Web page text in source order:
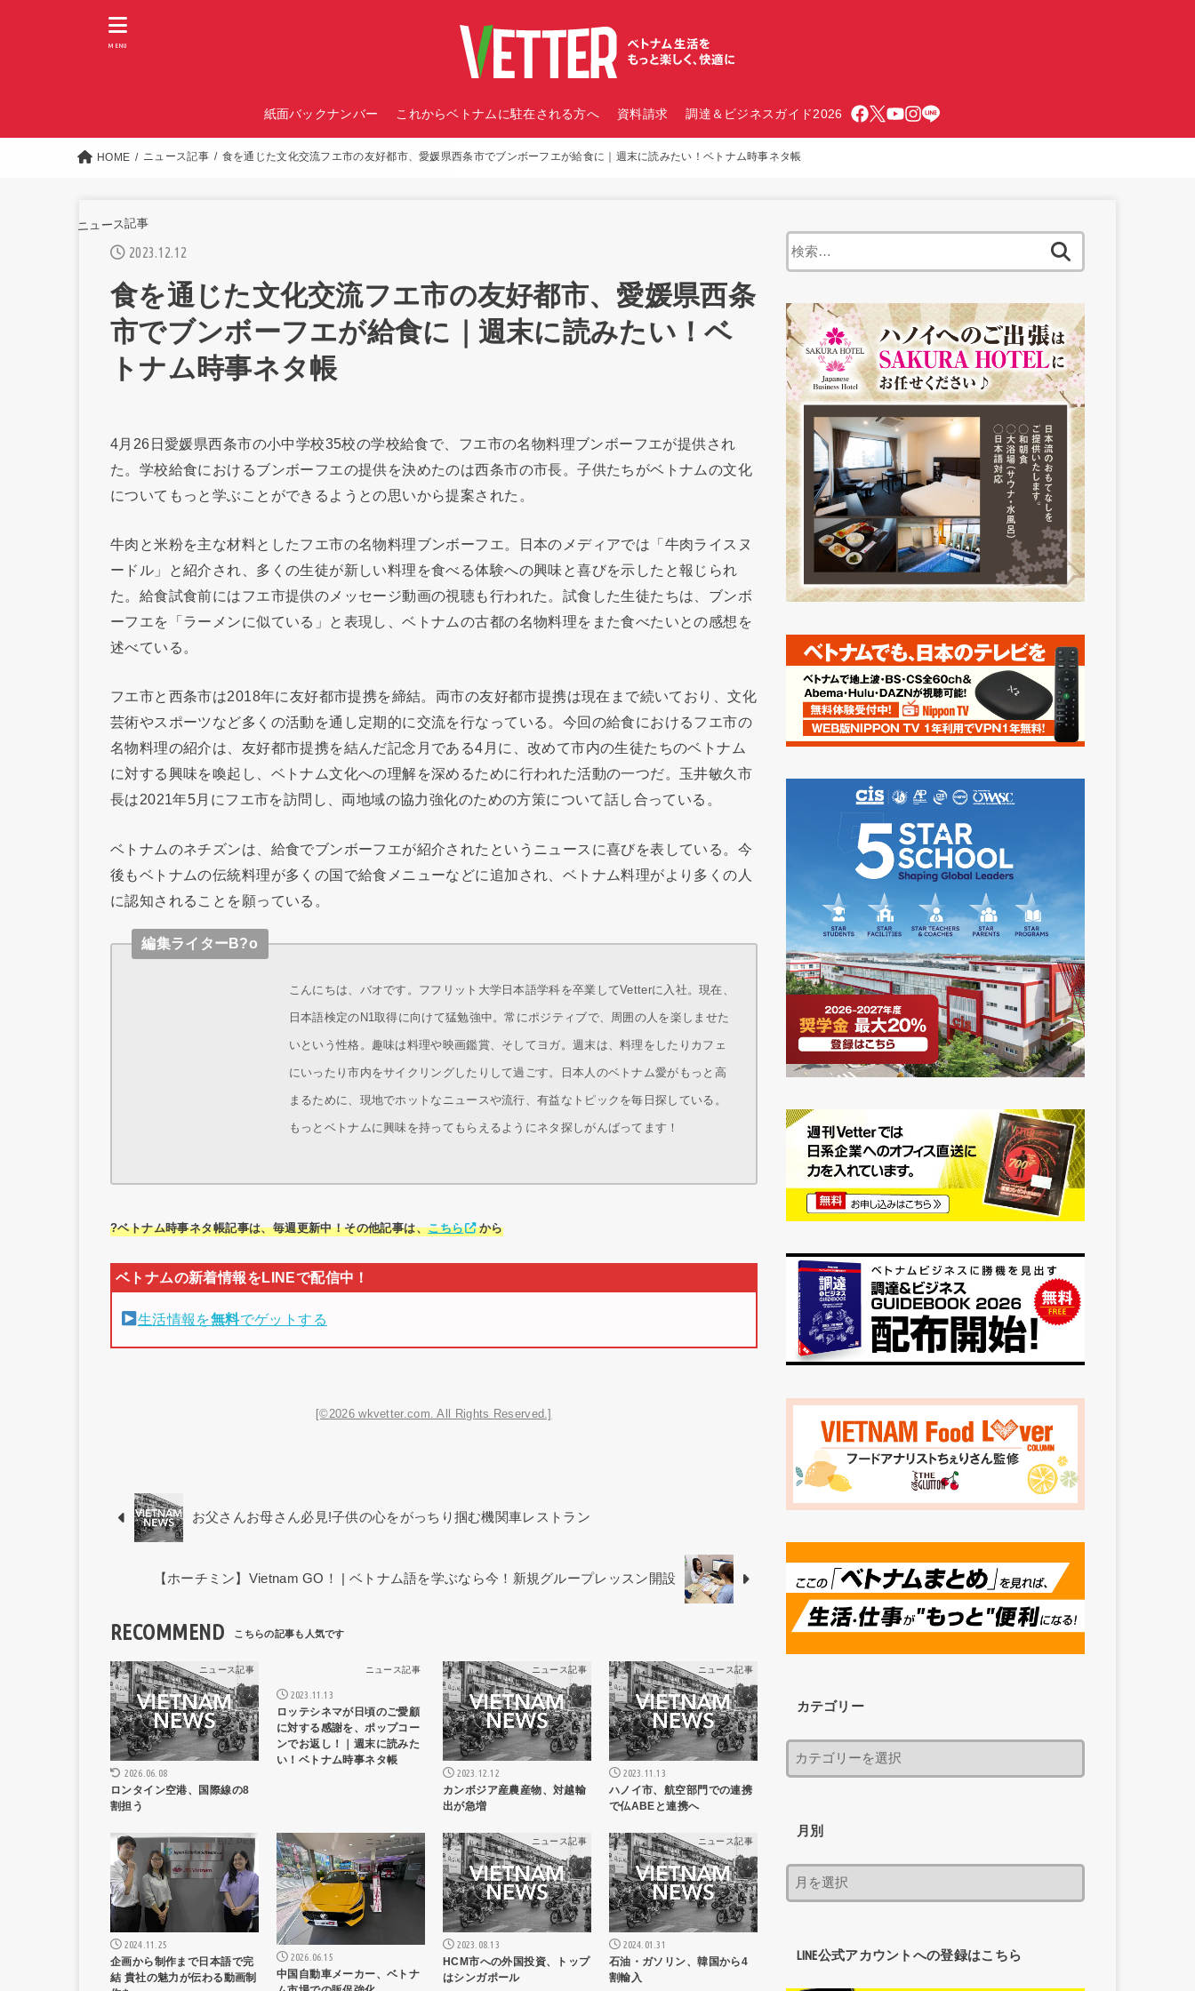
紙面バックナンバー これからベトナムに駐在される方へ 資料請求 調達＆ビジネスガイド2026
MENU
HOME ニュース記事 食を通じた文化交流フエ市の友好都市、愛媛県西条市でブンボーフエが給食に｜週末に読みたい！ベトナム時事ネタ帳
ニュース記事
2023.12.12
食を通じた文化交流フエ市の友好都市、愛媛県西条
市でブンボーフエが給食に｜週末に読みたい！ベ
トナム時事ネタ帳
4月26日愛媛県西条市の小中学校35校の学校給食で、フエ市の名物料理ブンボーフエが提供され
た。学校給食におけるブンボーフエの提供を決めたのは西条市の市長。子供たちがベトナムの文化
についてもっと学ぶことができるようとの思いから提案された。
牛肉と米粉を主な材料としたフエ市の名物料理ブンボーフエ。日本のメディアでは「牛肉ライスヌ
ードル」と紹介され、多くの生徒が新しい料理を食べる体験への興味と喜びを示したと報じられ
た。給食試食前にはフエ市提供のメッセージ動画の視聴も行われた。試食した生徒たちは、ブンボ
ーフエを「ラーメンに似ている」と表現し、ベトナムの古都の名物料理をまた食べたいとの感想を
述べている。
フエ市と西条市は2018年に友好都市提携を締結。両市の友好都市提携は現在まで続いており、文化
芸術やスポーツなど多くの活動を通し定期的に交流を行なっている。今回の給食におけるフエ市の
名物料理の紹介は、友好都市提携を結んだ記念月である4月に、改めて市内の生徒たちのベトナム
に対する興味を喚起し、ベトナム文化への理解を深めるために行われた活動の一つだ。玉井敏久市
長は2021年5月にフエ市を訪問し、両地域の協力強化のための方策について話し合っている。
ベトナムのネチズンは、給食でブンボーフエが紹介されたというニュースに喜びを表している。今
後もベトナムの伝統料理が多くの国で給食メニューなどに追加され、ベトナム料理がより多くの人
に認知されることを願っている。
編集ライターB?o
こんにちは、バオです。フフリット大学日本語学科を卒業してVetterに入社。現在、
日本語検定のN1取得に向けて猛勉強中。常にポジティブで、周囲の人を楽しませた
いという性格。趣味は料理や映画鑑賞、そしてヨガ。週末は、料理をしたりカフェ
にいったり市内をサイクリングしたりして過ごす。日本人のベトナム愛がもっと高
まるために、現地でホットなニュースや流行、有益なトピックを毎日探している。
もっとベトナムに興味を持ってもらえるようにネタ探しがんばってます！
?ベトナム時事ネタ帳記事は、毎週更新中！その他記事は、こちら から
生活情報を無料でゲットする
[©2026 wkvetter.com. All Rights Reserved.]
お父さんお母さん必見!子供の心をがっちり掴む機関車レストラン
【ホーチミン】Vietnam GO！ | ベトナム語を学ぶなら今！新規グループレッスン開設
RECOMMEND
ニュース記事
2026.06.08
ロンタイン空港、国際線の8
割担う
ニュース記事
2023.11.13
ロッテシネマが日頃のご愛顧
に対する感謝を、ポップコー
ンでお返し！｜週末に読みた
い！ベトナム時事ネタ帳
ニュース記事
2023.12.12
カンボジア産農産物、対越輸
出が急増
ニュース記事
2023.11.13
ハノイ市、航空部門での連携
で仏ABEと連携へ
BIZ Pick
2024.11.25
企画から制作まで日本語で完
結 貴社の魅力が伝わる動画制
ニュース記事
2026.06.15
中国自動車メーカー、ベトナ
ニュース記事
2023.08.13
HCM市への外国投資、トップ
はシンガポール
ニュース記事
2024.01.31
石油・ガソリン、韓国から4
割輸入
カテゴリー
月別
LINE公式アカウントへの登録はこちら